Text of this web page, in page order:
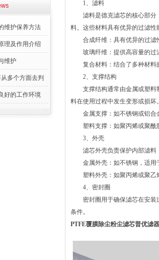
维护保养方法
理及作用介绍
维护
多个方面去判
好的工作环境
1、滤料
滤料是德克滤芯的核心部分，
料。这些材料具有优异的过滤
合成纤维：具有优异的过滤
玻璃纤维：提供高容量的过
复合材料：结合了多种材料
2、支撑结构
支撑结构通常由金属或塑料制
料在使用过程中发生变形或损坏
金属支撑：如不锈钢或铝合
塑料支撑：如聚丙烯或聚酰
3、外壳
滤芯外壳负责保护内部滤料
金属外壳：如不锈钢，适用
塑料外壳：如聚丙烯或聚乙
4、密封圈
密封圈用于确保滤芯在安装过
条件。
PTFE覆膜除尘粉尘滤芯普优滤